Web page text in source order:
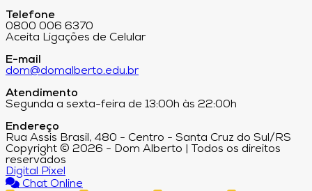
Telefone
0800 006 6370
Aceita Ligações de Celular
E-mail
dom@domalberto.edu.br
Atendimento
Segunda a sexta-feira de 13:00h às 22:00h
Endereço
Rua Assis Brasil, 480 - Centro - Santa Cruz do Sul/RS
Copyright © 2026 - Dom Alberto | Todos os direitos
reservados
Digital Pixel
Chat Online